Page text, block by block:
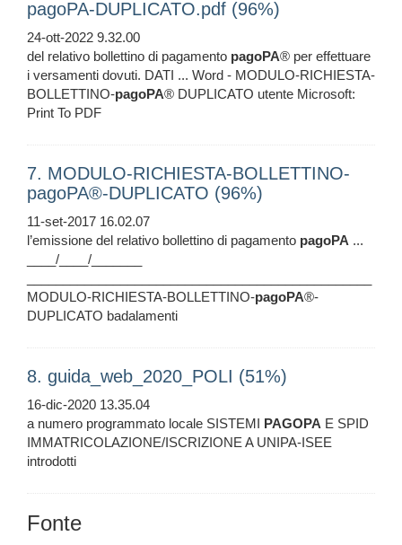
pagoPA-DUPLICATO.pdf (96%)
24-ott-2022 9.32.00
del relativo bollettino di pagamento pagoPA® per effettuare
i versamenti dovuti. DATI ... Word - MODULO-RICHIESTA-
BOLLETTINO-pagoPA® DUPLICATO utente Microsoft:
Print To PDF
7. MODULO-RICHIESTA-BOLLETTINO-
pagoPA®-DUPLICATO (96%)
11-set-2017 16.02.07
l’emissione del relativo bollettino di pagamento pagoPA ...
____/____/_______
MODULO-RICHIESTA-BOLLETTINO-pagoPA®-
DUPLICATO badalamenti
8. guida_web_2020_POLI (51%)
16-dic-2020 13.35.04
a numero programmato locale SISTEMI PAGOPA E SPID
IMMATRICOLAZIONE/ISCRIZIONE A UNIPA-ISEE
introdotti
Fonte